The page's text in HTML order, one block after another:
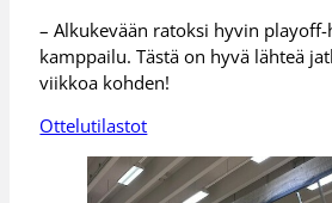
– Alkukevään ratoksi hyvin
kamppailu. Tästä on hyvä lähteä
viikkoa kohden!
Ottelutilastot